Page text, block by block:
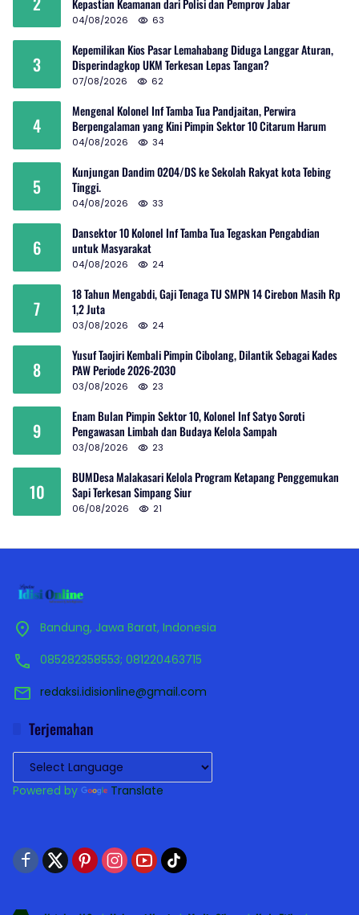
Kepastian Keamanan dari Polisi dan Pemprov Jabar
04/08/2026 63
3
Kepemilikan Kios Pasar Lemahabang Diduga Langgar Aturan,
Disperindagkop UKM Terkesan Lepas Tangan?
07/08/2026 62
4
Mengenal Kolonel Inf Tamba Tua Pandjaitan, Perwira
Berpengalaman yang Kini Pimpin Sektor 10 Citarum Harum
04/08/2026 34
5
Kunjungan Dandim 0204/DS ke Sekolah Rakyat kota Tebing
Tinggi.
04/08/2026 33
6
Dansektor 10 Kolonel Inf Tamba Tua Tegaskan Pengabdian
untuk Masyarakat
04/08/2026 24
7
18 Tahun Mengabdi, Gaji Tenaga TU SMPN 14 Cirebon Masih Rp
1,2 Juta
03/08/2026 24
8
Yusuf Taojiri Kembali Pimpin Cibolang, Dilantik Sebagai Kades
PAW Periode 2026-2030
03/08/2026 23
9
Enam Bulan Pimpin Sektor 10, Kolonel Inf Satyo Soroti
Pengawasan Limbah dan Budaya Kelola Sampah
03/08/2026 23
10
BUMDesa Malakasari Kelola Program Ketapang Penggemukan
Sapi Terkesan Simpang Siur
06/08/2026 21
Bandung, Jawa Barat, Indonesia
085282358553; 081220463715
redaksi.idisionline@gmail.com
Terjemahan
Powered by Translate